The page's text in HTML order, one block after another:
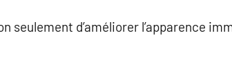
seulement d’améliorer l’apparence